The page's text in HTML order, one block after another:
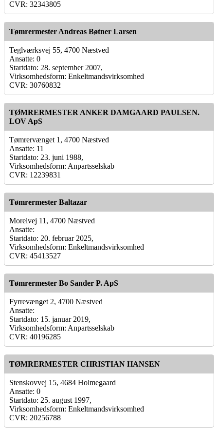
CVR: 32343805
Tømrermester Andreas Bøtner Larsen
Teglværksvej 55, 4700 Næstved
Ansatte: 0
Startdato: 28. september 2007,
Virksomhedsform: Enkeltmandsvirksomhed
CVR: 30760832
TØMRERMESTER ANKER DAMGAARD PAULSEN.
LOV ApS
Tømrervænget 1, 4700 Næstved
Ansatte: 11
Startdato: 23. juni 1988,
Virksomhedsform: Anpartsselskab
CVR: 12239831
Tømrermester Baltazar
Morelvej 11, 4700 Næstved
Ansatte:
Startdato: 20. februar 2025,
Virksomhedsform: Enkeltmandsvirksomhed
CVR: 45413527
Tømrermester Bo Sander P. ApS
Fyrrevænget 2, 4700 Næstved
Ansatte:
Startdato: 15. januar 2019,
Virksomhedsform: Anpartsselskab
CVR: 40196285
TØMRERMESTER CHRISTIAN HANSEN
Stenskovvej 15, 4684 Holmegaard
Ansatte: 0
Startdato: 25. august 1997,
Virksomhedsform: Enkeltmandsvirksomhed
CVR: 20256788